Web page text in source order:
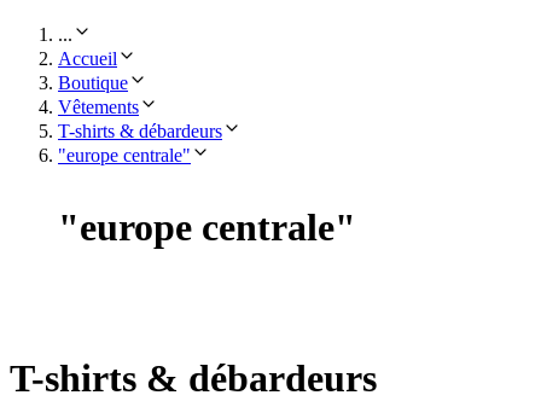
...
Accueil
Boutique
Vêtements
T-shirts & débardeurs
"europe centrale"
"europe centrale"
T-shirts & débardeurs